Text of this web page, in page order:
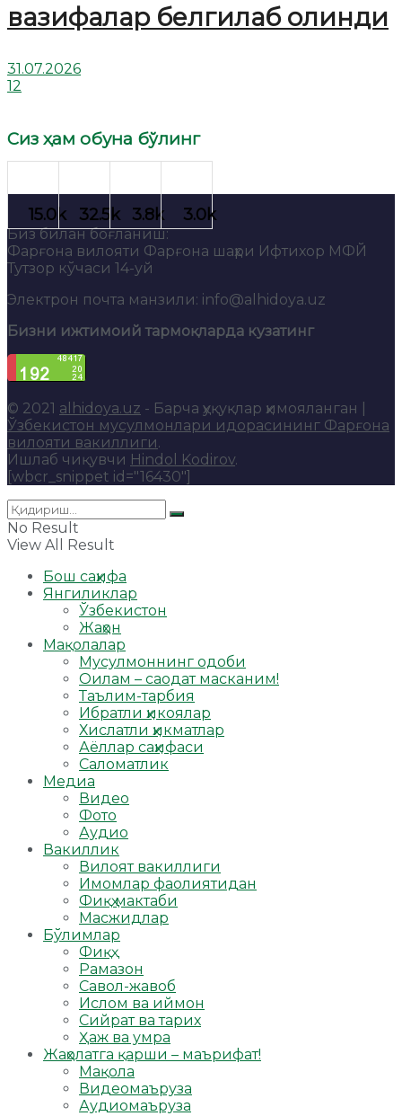
вазифалар белгилаб олинди
31.07.2026
12
Сиз ҳам обуна бўлинг
Биз билан боғланиш:
Фарғона вилояти Фарғона шаҳри Ифтихор МФЙ
Тутзор кўчаси 14-уй
Электрон почта манзили: info@alhidoya.uz
Бизни ижтимоий тармоқларда кузатинг
© 2021 alhidoya.uz - Барча ҳуқуқлар ҳимояланган |
Ўзбекистон мусулмонлари идорасининг Фарғона
вилояти вакиллиги.
Ишлаб чиқувчи Hindol Kodirov.
[wbcr_snippet id="16430"]
No Result
View All Result
Бош саҳифа
Янгиликлар
Ўзбекистон
Жаҳон
Мақолалар
Мусулмоннинг одоби
Оилам – саодат масканим!
Таълим-тарбия
Ибратли ҳикоялар
Хислатли ҳикматлар
Аёллар саҳифаси
Саломатлик
Медиа
Видео
Фото
Аудио
Вакиллик
Вилоят вакиллиги
Имомлар фаолиятидан
Фиқҳ мактаби
Масжидлар
Бўлимлар
Фиқҳ
Рамазон
Савол-жавоб
Ислом ва иймон
Сийрат ва тарих
Ҳаж ва умра
Жаҳолатга қарши – маърифат!
Мақола
Видеомаъруза
Аудиомаъруза